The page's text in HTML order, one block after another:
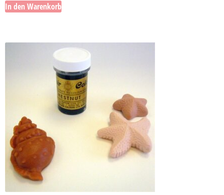
In den Warenkorb